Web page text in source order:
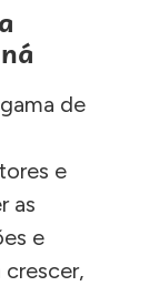
de
e
as
e